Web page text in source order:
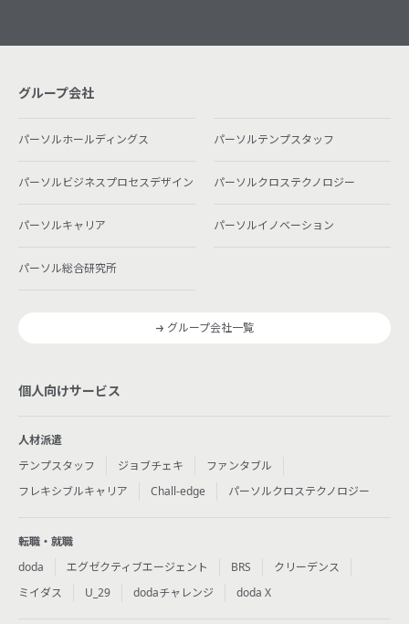
グループ会社
パーソルホールディングス パーソルテンプスタッフ
パーソルビジネスプロセスデザイン パーソルクロステクノロジー
パーソルキャリア パーソルイノベーション
パーソル総合研究所
グループ会社一覧
個人向けサービス
人材派遣
テンプスタッフ
ジョブチェキ
ファンタブル
フレキシブルキャリア
Chall-edge パーソルクロステクノロジー
転職・就職
doda
エグゼクティブエージェント BRS
クリーデンス
ミイダス
U_29 dodaチャレンジ doda X